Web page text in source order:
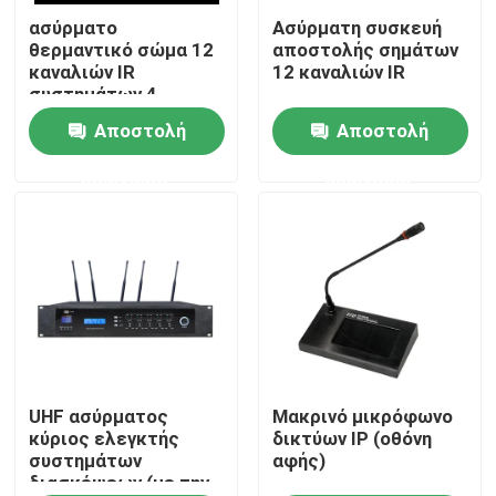
Περίπου εμείς
Γύρος εργοστασίων
Μας ελάτε σε επαφή με
Ειδήσεις
Περιπτώσεις
Ενισχυτής συστημάτων PA
ασύρματο
θερμαντικό σώμα 12
καναλιών IR
συστημάτων 4
ομιλητών PA
Αποστολή
Ασύρματη συσκευή
αποστολής σημάτων
12 καναλιών IR
Αποστολή
UHF ασύρματος
κύριος ελεγκτής
συστημάτων
διασκέψεων (με την
Μακρινό μικρόφωνο
δικτύων IP (οθόνη
αφής)